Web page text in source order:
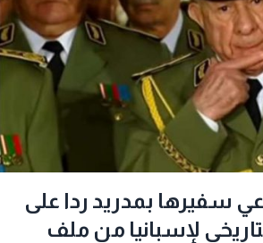
سفيرها بمدريد ردا على
لإسبانيا من ملف